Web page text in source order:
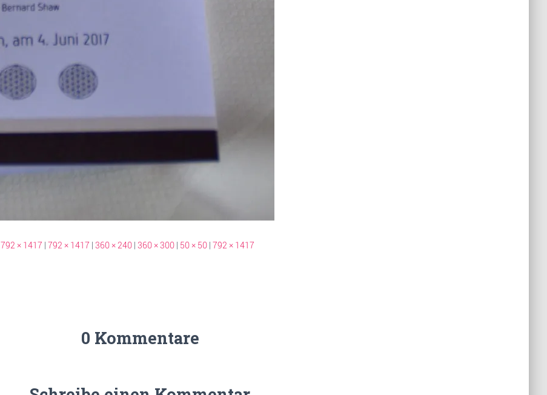
792 × 1417 | 792 × 1417 | 360 × 240 | 360 × 300 | 50 × 50 | 792 × 1417
0 Kommentare